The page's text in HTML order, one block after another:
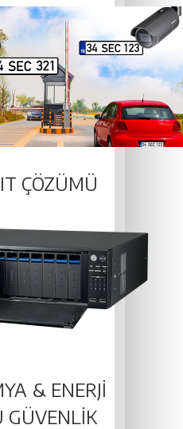
ÇÖZÜMÜ
& ENERJI
GÜVENLIK